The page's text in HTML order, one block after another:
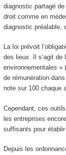
diagnostic partagé
droit comme en
diagnostic préalable,
La loi prévoit
des lieux. Il s’agit de
environnementales »
de rémunération
note sur 100 chaque
Cependant, ces
les entreprises
suffisants pour
Depuis les